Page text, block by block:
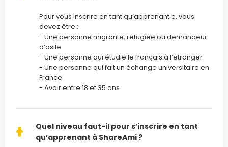
Pour vous inscrire en tant qu’apprenant.e, vous
devez être :
- Une personne migrante, réfugiée ou demandeur
d’asile
- Une personne qui étudie le français à l’étranger
- Une personne qui fait un échange universitaire en
France
- Avoir entre 18 et 35 ans
Quel niveau faut-il pour s’inscrire en tant
qu’apprenant à ShareAmi ?